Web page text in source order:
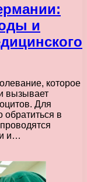
и
которое
вызывает
Для
обратиться в
и…